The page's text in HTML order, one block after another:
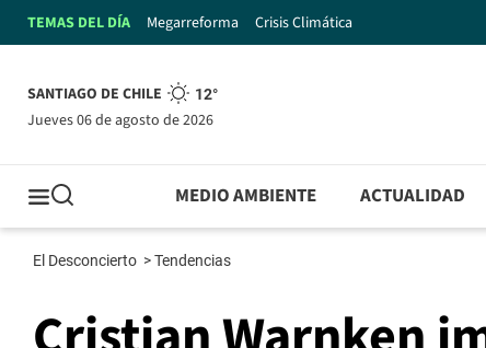
TEMAS DEL DÍA Megarreforma Crisis Climática
SANTIAGO DE CHILE 12°
jueves 06 de agosto de 2026
MEDIO AMBIENTE ACTUALIDAD
El Desconcierto >Tendencias